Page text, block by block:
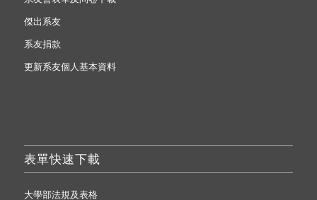
傑出系友
系友捐款
更新系友個人基本資料
表單快速下載
大學部法規及表格